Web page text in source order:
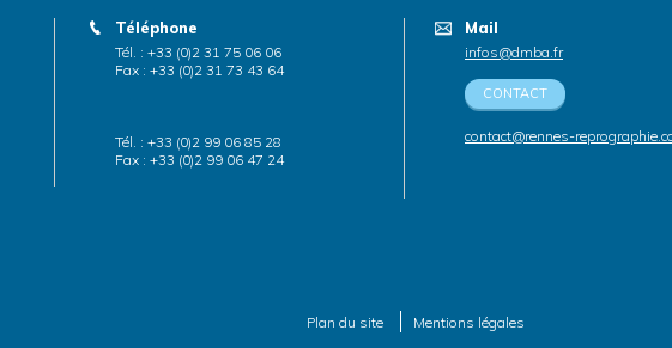
Téléphone
Tél. : +33 (0)2 31 75 06 06
Fax : +33 (0)2 31 73 43 64
Tél. : +33 (0)2 99 06 85 28
Fax : +33 (0)2 99 06 47 24
Mail
infos@dmba.fr
CONTACT
contact@rennes-
Plan du site Mentions légales